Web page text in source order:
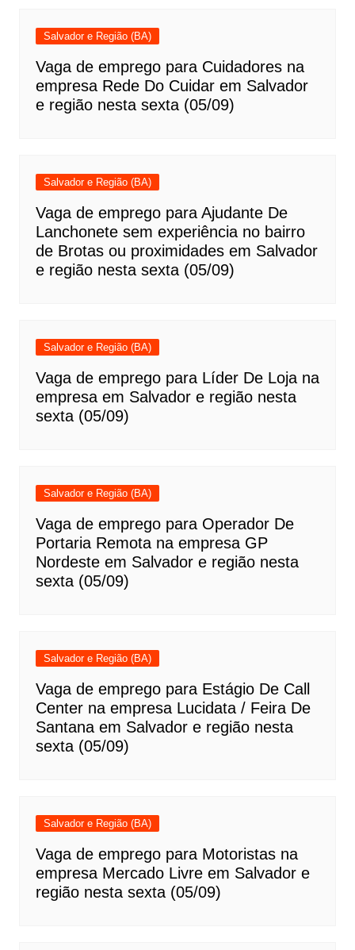
Salvador e Região (BA)
Vaga de emprego para Cuidadores na
empresa Rede Do Cuidar em Salvador
e região nesta sexta (05/09)
Salvador e Região (BA)
Vaga de emprego para Ajudante De
Lanchonete sem experiência no bairro
de Brotas ou proximidades em Salvador
e região nesta sexta (05/09)
Salvador e Região (BA)
Vaga de emprego para Líder De Loja na
empresa em Salvador e região nesta
sexta (05/09)
Salvador e Região (BA)
Vaga de emprego para Operador De
Portaria Remota na empresa GP
Nordeste em Salvador e região nesta
sexta (05/09)
Salvador e Região (BA)
Vaga de emprego para Estágio De Call
Center na empresa Lucidata / Feira De
Santana em Salvador e região nesta
sexta (05/09)
Salvador e Região (BA)
Vaga de emprego para Motoristas na
empresa Mercado Livre em Salvador e
região nesta sexta (05/09)